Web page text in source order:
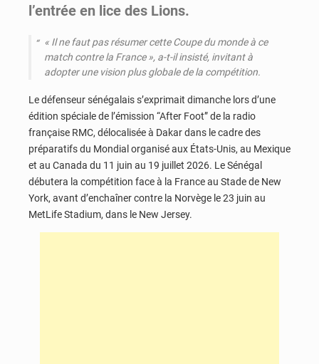
l’entrée en lice des Lions.
« Il ne faut pas résumer cette Coupe du monde à ce
match contre la France », a-t-il insisté, invitant à
adopter une vision plus globale de la compétition.
Le défenseur sénégalais s’exprimait dimanche lors d’une
édition spéciale de l’émission “After Foot” de la radio
française RMC, délocalisée à Dakar dans le cadre des
préparatifs du Mondial organisé aux États-Unis, au Mexique
et au Canada du 11 juin au 19 juillet 2026. Le Sénégal
débutera la compétition face à la France au Stade de New
York, avant d’enchaîner contre la Norvège le 23 juin au
MetLife Stadium, dans le New Jersey.